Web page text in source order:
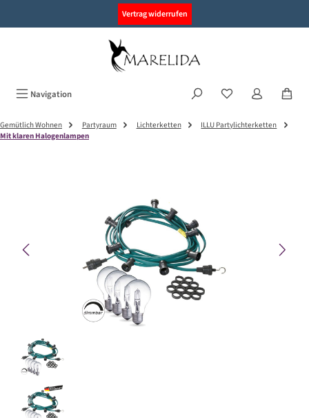
Vertrag widerrufen
Navigation
Gemütlich Wohnen Partyraum Lichterketten
ILLU Partylichterketten
Mit klaren Halogenlampen